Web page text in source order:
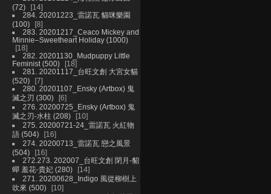
(72)
14
284. 20201223_雷諾瓦 貓咪樂園
(100)
8
283. 20201217_Ceaco Mickey and
Minnie–Sweetheart Holiday (1000)
18
282. 20201130_Mudpuppy Little
Feminist (500)
18
281. 20201117_台旺文創 大宮女貓
(520)
7
280. 20201107_Ensky (Artbox) 鬼
滅之刃 (300)
6
276. 20200725_Ensky (Artbox) 鬼
滅之刃-水柱 (208)
10
275. 20200721-24_雷諾瓦 火紅物
語 (504)
16
274. 20200713_雷諾瓦 戀之風景
(504)
16
272.273. 202007_台旺文創 閉月-貂
蟬 羞花-貴妃 (280)
14
271. 20200628_Indigo 風從柳樹上
吹來 (500)
10